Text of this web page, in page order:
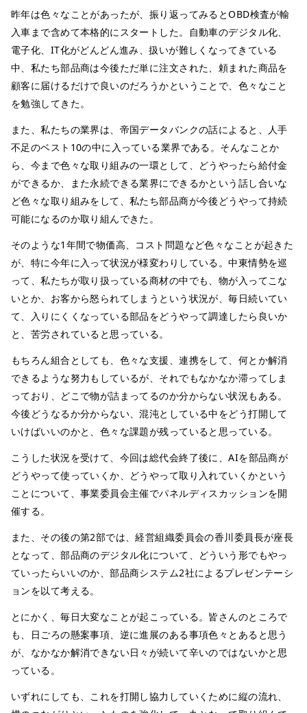
昨年は色々なことがあったが、振り返ってみるとOBD検査が輸
入車まで含めて本格的にスタートした。自動車のデジタル化、
電子化、IT化がどんどん進み、扱いが難しくなってきている
中、私たち部品商は今後ただ単に注文された、頼まれた商品を
顧客に届けるだけで良いのだろうかということで、色々なこと
を勉強してきた。
また、私たちの業界は、帝国データバンクの話によると、人手
不足のベスト10の中に入っている業界である。そんなことか
ら、今まで色々な取り組みの一環として、どうやったら給付金
ができるか、また永続できる業界にできるかという話し合いな
ど色々な取り組みをして、私たち部品商が今後どうやって持続
可能になるのか取り組んできた。
そのような1年間で物価高、コスト問題など色々なことが起きた
が、特に今年に入って状況が様変わりしている。中東情勢を巡
って、私たちが取り扱っている商材の中でも、物が入ってこな
いとか、お客から怒られてしまうという状況が、毎日続いてい
て、入りにくくなっている部品をどうやって調達したら良いか
と、苦労されていると思っている。
もちろん組合としても、色々な支援、連携をして、何とか解消
できるような努力もしているが、それでもなかなか滞ってしま
っており、どこで物が詰まってるのか分からない状況もある。
今後どうなるか分からない、混沌としている中をどう打開して
いけばいいのかと、色々な課題が残っていると思っている。
こうした状況を受けて、今回は総代会終了後に、AIを部品商が
どうやって使っていくか、どうやって取り入れていくかという
ことについて、事業委員会主催でパネルディスカッションを開
催する。
また、その後の第2部では、経営組織委員会の香川委員長が座長
となって、部品商のデジタル化について、どういう形でもやっ
ていったらいいのか、部品商システム2社によるプレゼンテーシ
ョンを以て考える。
とにかく、毎日大変なことが起こっている。皆さんのところで
も、日ごろの懸案事項、逆に進展のある事項色々とあると思う
が、なかなか解消できない日々が続いて辛いのではないかと思
っている。
いずれにしても、これを打開し協力していくために縦の流れ、